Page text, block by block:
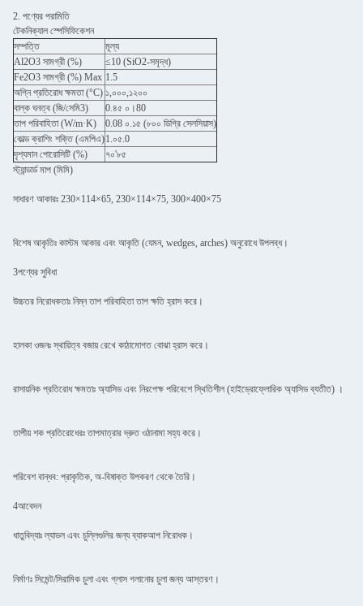
2. পণ্যের পরামিতি
টেকনিক্যাল স্পেসিফিকেশন
সম্পত্তি
মূল্য
Al2O3 সামগ্রী (%)
≤10 (SiO2-সমৃদ্ধ)
Fe2O3 সামগ্রী (%) Max 1.5
অগ্নি প্রতিরোধ ক্ষমতা (°C) ১,০০০,১২০০
বাল্ক ঘনত্ব (জি/সেমি3)
0.৪৫ ০।80
তাপ পরিবাহিতা (W/m·K)
0.08 ০.১৫ (৮০০ ডিগ্রি সেলসিয়াস)
কোল্ড ক্রাশিং শক্তি (এমপিএ)1.০৫.0
দৃশ্যমান পোরোসিটি (%)
৭০'৮৫
স্ট্যান্ডার্ড মাপ (মিমি)
সাধারণ আকারঃ 230×114×65, 230×114×75, 300×400×75
বিশেষ আকৃতিঃ কাস্টম আকার এবং আকৃতি (যেমন, wedges, arches) অনুরোধে উপলব্ধ।
3পণ্যের সুবিধা
উচ্চতর নিরোধকতাঃ নিম্ন তাপ পরিবাহিতা তাপ ক্ষতি হ্রাস করে।
হালকা ওজনঃ স্থায়িত্ব বজায় রেখে কাঠামোগত বোঝা হ্রাস করে।
রাসায়নিক প্রতিরোধ ক্ষমতাঃ অ্যাসিড এবং নিরপেক্ষ পরিবেশে স্থিতিশীল (হাইড্রোফ্লোরিক অ্যাসিড ব্যতীত) ।
তাপীয় শক প্রতিরোধেরঃ তাপমাত্রার দ্রুত ওঠানামা সহ্য করে।
পরিবেশ বান্ধব: প্রাকৃতিক, অ-বিষাক্ত উপকরণ থেকে তৈরি।
4আবেদন
ধাতুবিদ্যাঃ ল্যাডল এবং চুল্লিগুলির জন্য ব্যাকআপ নিরোধক।
নির্মাণঃ সিমেন্ট/সিরামিক চুলা এবং গ্লাস গলানোর চুলা জন্য আস্তরণ।